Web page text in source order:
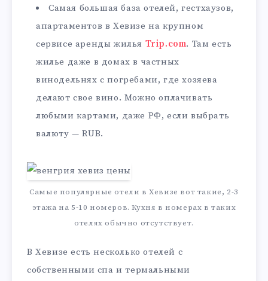
Самая большая база отелей, гестхаузов,
апартаментов в Хевизе на крупном
сервисе аренды жилья Trip.com. Там есть
жилье даже в домах в частных
винодельнях с погребами, где хозяева
делают свое вино. Можно оплачивать
любыми картами, даже РФ, если выбрать
валюту — RUB.
Самые популярные отели в Хевизе вот такие, 2-3
этажа на 5-10 номеров. Кухня в номерах в таких
отелях обычно отсутствует.
В Хевизе есть несколько отелей с
собственными спа и термальными